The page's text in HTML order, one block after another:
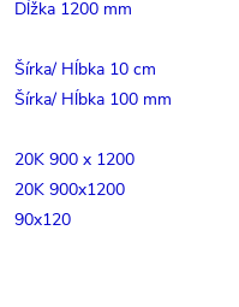
Dĺžka 1200 mm
Šírka/ Hĺbka 10 cm
Šírka/ Hĺbka 100 mm
20K 900 x 1200
20K 900x1200
90x120